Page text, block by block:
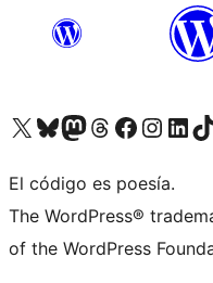
Visitá nuestra cuenta de X (anteriormente Twitter)
Visitá nuestra cuenta de Bluesky
Visitá nuestra cuenta de Mastodon
Visitá nuestra cuenta de Threads
Visitá nuestra página de
Visitá nuestraVisitá nuestra
Visitá
El código es poesía.
The WordPress®
of the WordPress